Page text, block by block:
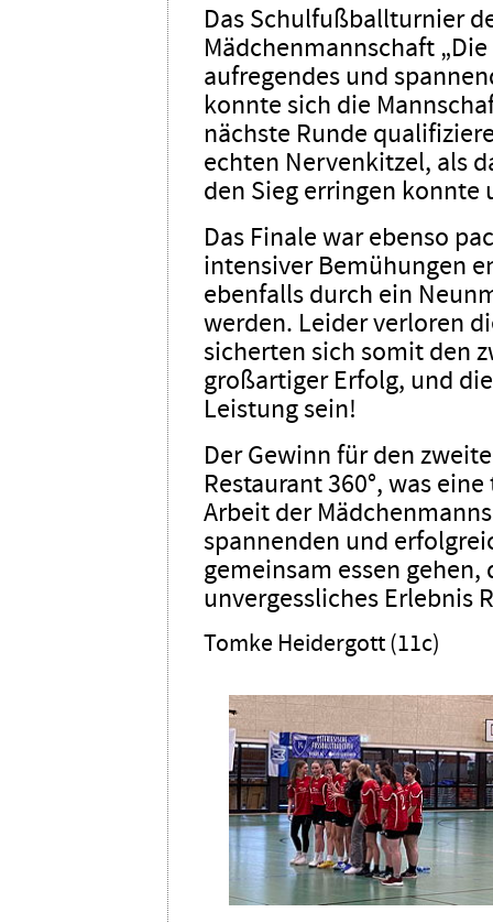
Das Schulfußballturnier
Mädchenmannschaft
aufregendes und
konnte sich die
nächste Runde
echten Nervenkitzel, als
den Sieg erringen konnte
Das Finale war ebenso
intensiver Bemühungen
ebenfalls durch ein
werden. Leider verloren
sicherten sich somit den
großartiger Erfolg, und
Leistung sein!
Der Gewinn für den
Restaurant 360°, was
Arbeit der
spannenden und
gemeinsam essen
unvergessliches Erlebnis
Tomke Heidergott (11c)